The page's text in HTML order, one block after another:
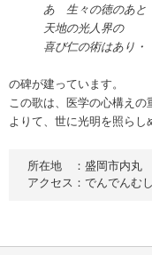
あゝ生々の徳のあと
天地の光人界の
喜び仁の術はあり・
の碑が建っています。
この歌は、医学の心構えの
よりて、世に光明を照らし
所在地　：盛岡市内丸
アクセス：でんでんむ